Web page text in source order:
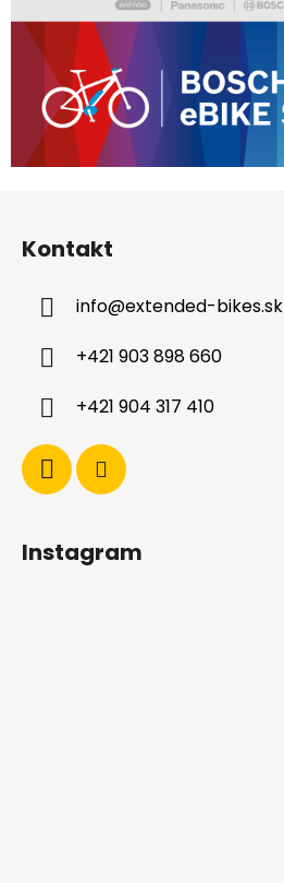
Kontakt
info@extended-bikes.sk
+421 903 898 660
+421 904 317 410
Instagram